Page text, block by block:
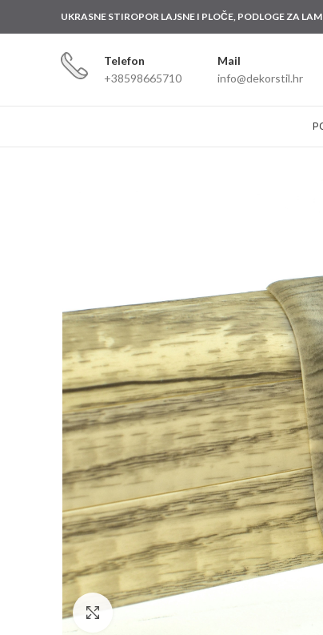
UKRASNE STIROPOR LAJSNE I PLOČE, PODLOGE ZA
Telefon
+38598665710
Mail
info@dekorstil.hr
Povećajte sliku